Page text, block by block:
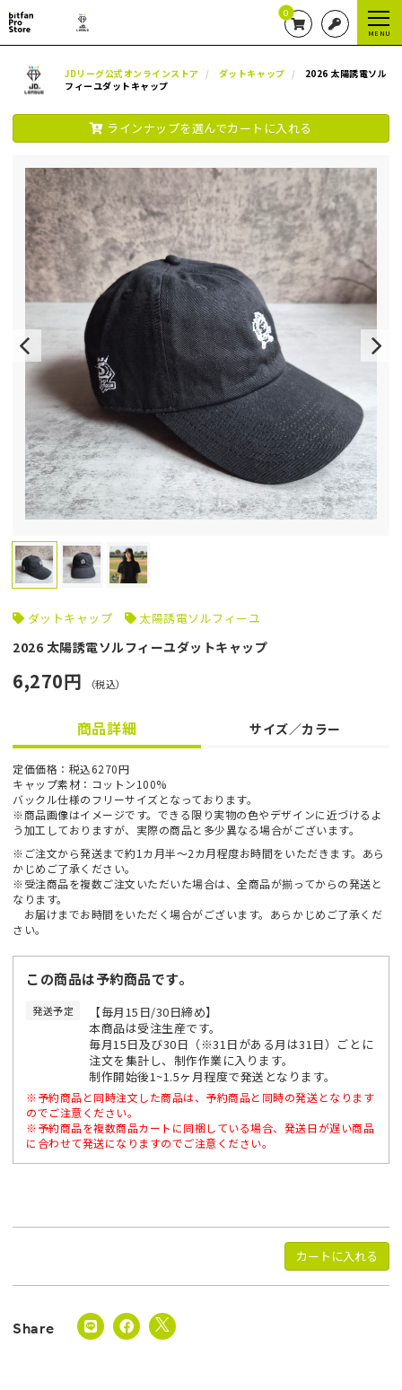
0
MENU
JDリーグ公式オンラインストア ダットキャップ
2026 太陽誘電ソル
フィーユダットキャップ
ラインナップを選んでカートに入れる
ダットキャップ 太陽誘電ソルフィーユ
2026 太陽誘電ソルフィーユダットキャップ
6,270円 （税込）
商品詳細 サイズ／カラー
定価価格：税込6270円
キャップ素材：コットン100%
バックル仕様のフリーサイズとなっております。
※商品画像はイメージです。できる限り実物の色やデザインに近づけるよ
う加工しておりますが、実際の商品と多少異なる場合がございます。
※ご注文から発送まで約1カ月半～2カ月程度お時間をいただきます。あら
かじめご了承ください。
※受注商品を複数ご注文いただいた場合は、全商品が揃ってからの発送と
なります。
お届けまでお時間をいただく場合がございます。あらかじめご了承くだ
さい。
この商品は予約商品です。
発送予定
【毎月15日/30日締め】
本商品は受注生産です。
毎月15日及び30日（※31日がある月は31日）ごとに
注文を集計し、制作作業に入ります。
制作開始後1~1.5ヶ月程度で発送となります。
※予約商品と同時注文した商品は、予約商品と同時の発送となります
のでご注意ください。
※予約商品を複数商品カートに同梱している場合、発送日が遅い商品
に合わせて発送になりますのでご注意ください。
カートに入れる